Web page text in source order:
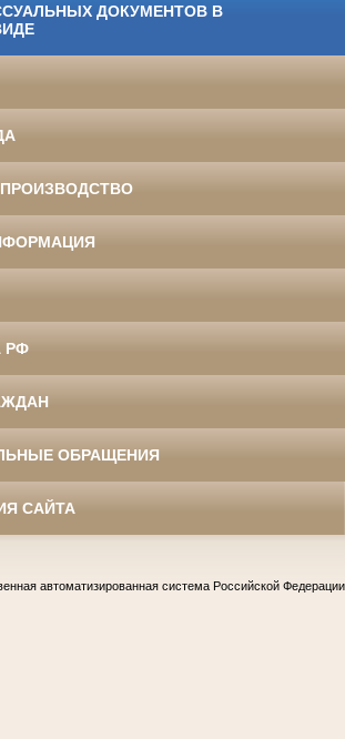
ДОКУМЕНТОВ В
РФ
ОБРАЩЕНИЯ
САЙТА
автоматизированная система Российской